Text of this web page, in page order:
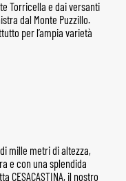
Torricella e dai versanti
dal Monte Puzzillo.
per l’ampia varietà
mille metri di altezza,
e con una splendida
CESACASTINA, il nostro